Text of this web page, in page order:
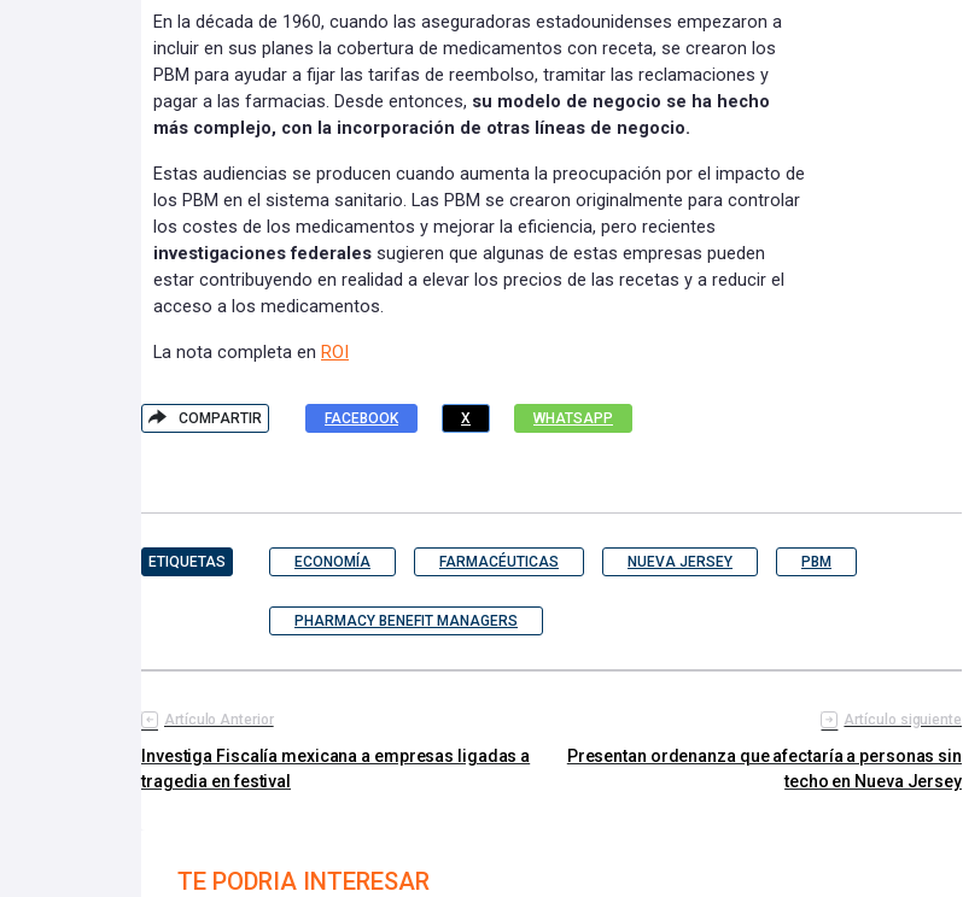
En la década de 1960, cuando las aseguradoras estadounidenses empezaron a
incluir en sus planes la cobertura de medicamentos con receta, se crearon los
PBM para ayudar a fijar las tarifas de reembolso, tramitar las reclamaciones y
pagar a las farmacias. Desde entonces, su modelo de negocio se ha hecho
más complejo, con la incorporación de otras líneas de negocio.
Estas audiencias se producen cuando aumenta la preocupación por el impacto de
los PBM en el sistema sanitario. Las PBM se crearon originalmente para controlar
los costes de los medicamentos y mejorar la eficiencia, pero recientes
investigaciones federales sugieren que algunas de estas empresas pueden
estar contribuyendo en realidad a elevar los precios de las recetas y a reducir el
acceso a los medicamentos.
La nota completa en ROI
COMPARTIR FACEBOOK X WHATSAPP
ETIQUETAS ECONOMÍA FARMACÉUTICAS NUEVA JERSEY PBM
PHARMACY BENEFIT MANAGERS
Artículo Anterior
Investiga Fiscalía mexicana a empresas ligadas a
tragedia en festival
Artículo siguiente
Presentan ordenanza que afectaría a personas sin
techo en Nueva Jersey
TE PODRIA INTERESAR